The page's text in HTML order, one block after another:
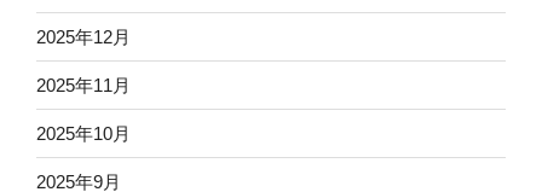
2025年12月
2025年11月
2025年10月
2025年9月